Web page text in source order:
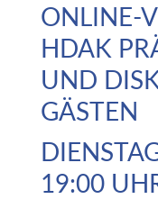
ONLINE-
HDAK
UND
GÄSTEN
19:00